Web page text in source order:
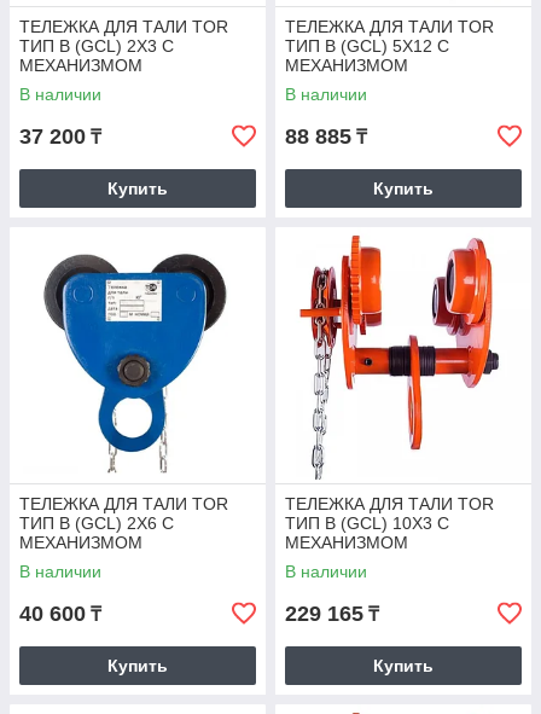
ТЕЛЕЖКА ДЛЯ ТАЛИ TOR
ТИП В (GCL) 2Х3 С
МЕХАНИЗМОМ
ПЕРЕДВИЖЕНИЯ
В наличии
37 200 ₸
Купить
ТЕЛЕЖКА ДЛЯ ТАЛИ TOR
ТИП В (GCL) 5Х12 С
МЕХАНИЗМОМ
ПЕРЕДВИЖЕНИЯ
В наличии
88 885 ₸
Купить
ТЕЛЕЖКА ДЛЯ ТАЛИ TOR
ТИП В (GCL) 2Х6 С
МЕХАНИЗМОМ
ПЕРЕДВИЖЕНИЯ
В наличии
40 600 ₸
Купить
ТЕЛЕЖКА ДЛЯ ТАЛИ TOR
ТИП В (GCL) 10Х3 С
МЕХАНИЗМОМ
ПЕРЕДВИЖЕНИЯ
В наличии
229 165 ₸
Купить